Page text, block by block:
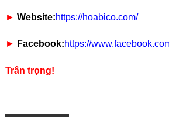
► Website:https://hoabico.com/
► Facebook:https://
Trân trọng!